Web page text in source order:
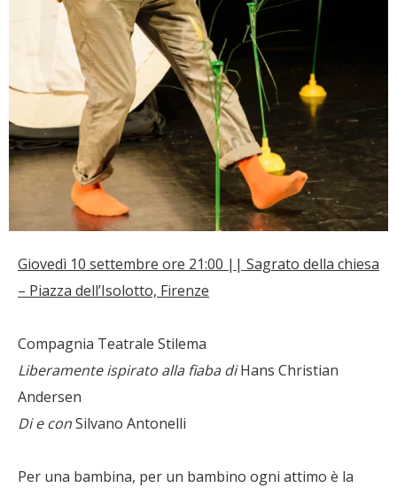
Giovedì 10 settembre ore 21:00 || Sagrato della chiesa
– Piazza dell’Isolotto, Firenze
Compagnia Teatrale Stilema
Liberamente ispirato alla fiaba diHans Christian
Andersen
Di e conSilvano Antonelli
Per una bambina, per un bambino ogni attimo è la